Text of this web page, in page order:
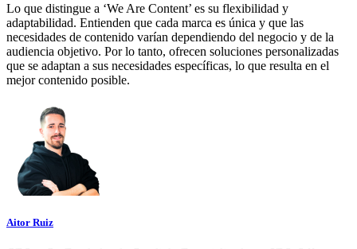
Lo que distingue a ‘We Are Content’ es su flexibilidad y
adaptabilidad. Entienden que cada marca es única y que las
necesidades de contenido varían dependiendo del negocio y de la
audiencia objetivo. Por lo tanto, ofrecen soluciones personalizadas
que se adaptan a sus necesidades específicas, lo que resulta en el
mejor contenido posible.
Aitor Ruiz